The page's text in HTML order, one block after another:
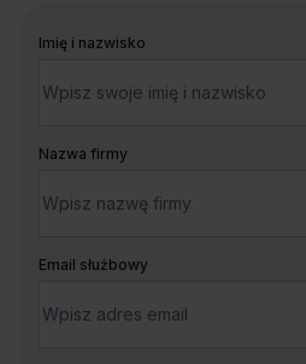
Imię i nazwisko
Nazwa firmy
Email służbowy